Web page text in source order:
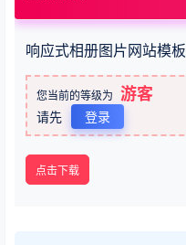
响应式相册图片网站模板
您当前的等级为 游客
请先 登录
点击下载